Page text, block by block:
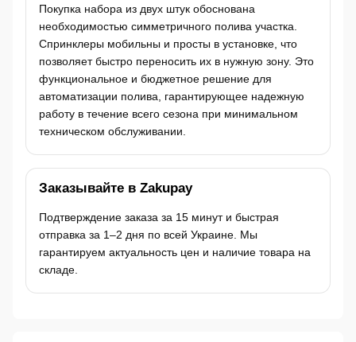
Покупка набора из двух штук обоснована
необходимостью симметричного полива участка.
Спринклеры мобильны и просты в установке, что
позволяет быстро переносить их в нужную зону. Это
функциональное и бюджетное решение для
автоматизации полива, гарантирующее надежную
работу в течение всего сезона при минимальном
техническом обслуживании.
Заказывайте в Zakupay
Подтверждение заказа за 15 минут и быстрая
отправка за 1–2 дня по всей Украине. Мы
гарантируем актуальность цен и наличие товара на
складе.